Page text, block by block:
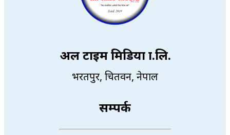
अल टाइम मिडिया प्रा.लि.
भरतपुर, चितवन, नेपाल
सम्पर्क